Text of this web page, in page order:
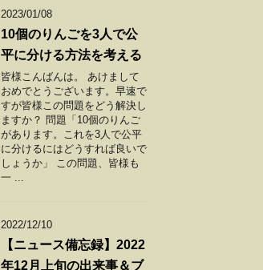
2023/01/08
10個のりんごを3人で公
平に分ける方法を考える
皆様こんばんは。 あけまして
おめでとうございます。早速で
すが皆様この問題をどう解決し
ますか？ 問題「10個のりんご
があります。これを3人で公平
に分けるにはどうすれば良いで
しょうか」 この問題、皆様も
一 ...
2022/12/10
【ニュース備忘録】2022
年12月上旬の出来事＆ブ